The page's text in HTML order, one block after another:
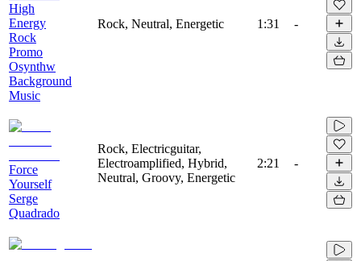
High
Energy
Rock
Promo
Osynthw
Background
Music
Rock, Neutral, Energetic 1:31 -
Force
Yourself
Serge
Quadrado
Rock, Electricguitar,
Electroamplified, Hybrid,
Neutral, Groovy, Energetic
2:21 -